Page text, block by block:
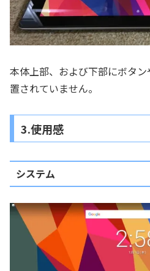
本体上部、および下部にボタ
置されていません。
3.使用感
システム